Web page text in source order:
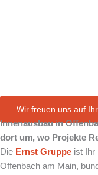
Wir freuen uns auf
Innenausbau in
dort um, wo Projekte
Die Ernst Gruppe ist Ihr
Offenbach am Main,